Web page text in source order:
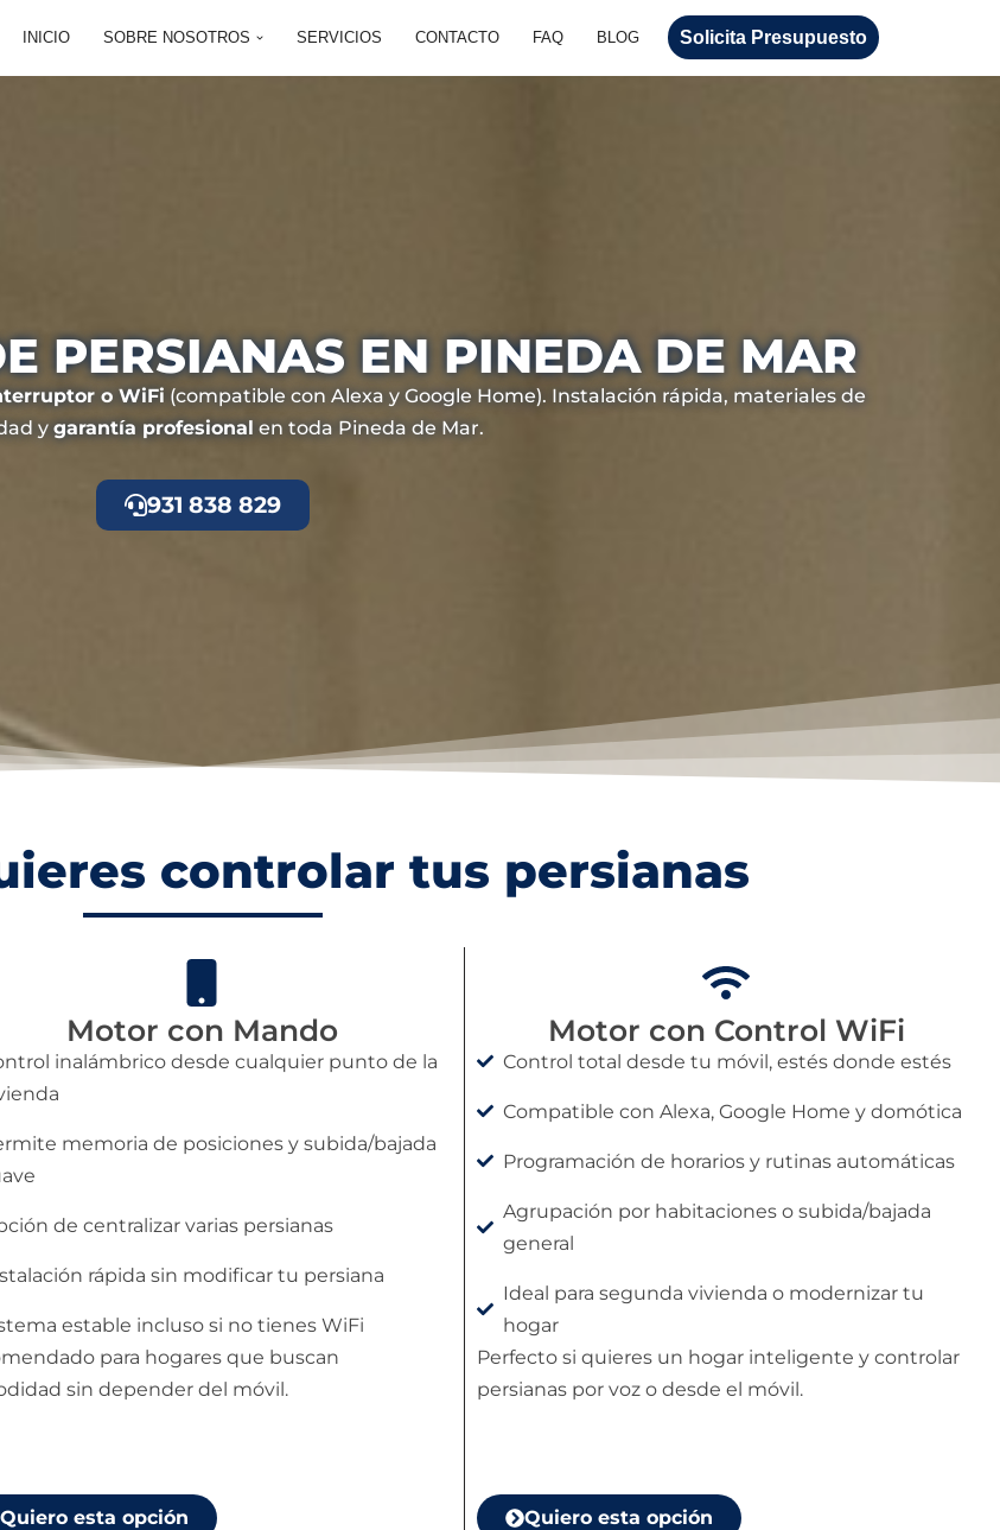
INICIO SOBRE NOSOTROS SERVICIOS CONTACTO FAQ BLOG Solicita Presupuesto
PERSIANAS EN PINEDA DE MAR
o WiFi (compatible con Alexa y Google Home). Instalación rápida, materiales de
y garantía profesional en toda Pineda de Mar.
931 838 829
controlar tus persianas
Motor con Mando
inalámbrico desde cualquier punto de la
memoria de posiciones y subida/bajada
de centralizar varias persianas
rápida sin modificar tu persiana
estable incluso si no tienes WiFi
para hogares que buscan
sin depender del móvil.
Quiero esta opción
Motor con Control WiFi
Control total desde tu móvil, estés donde estés
Compatible con Alexa, Google Home y domótica
Programación de horarios y rutinas automáticas
Agrupación por habitaciones o subida/bajada
general
Ideal para segunda vivienda o modernizar tu
hogar
Perfecto si quieres un hogar inteligente y controlar
persianas por voz o desde el móvil.
Quiero esta opción